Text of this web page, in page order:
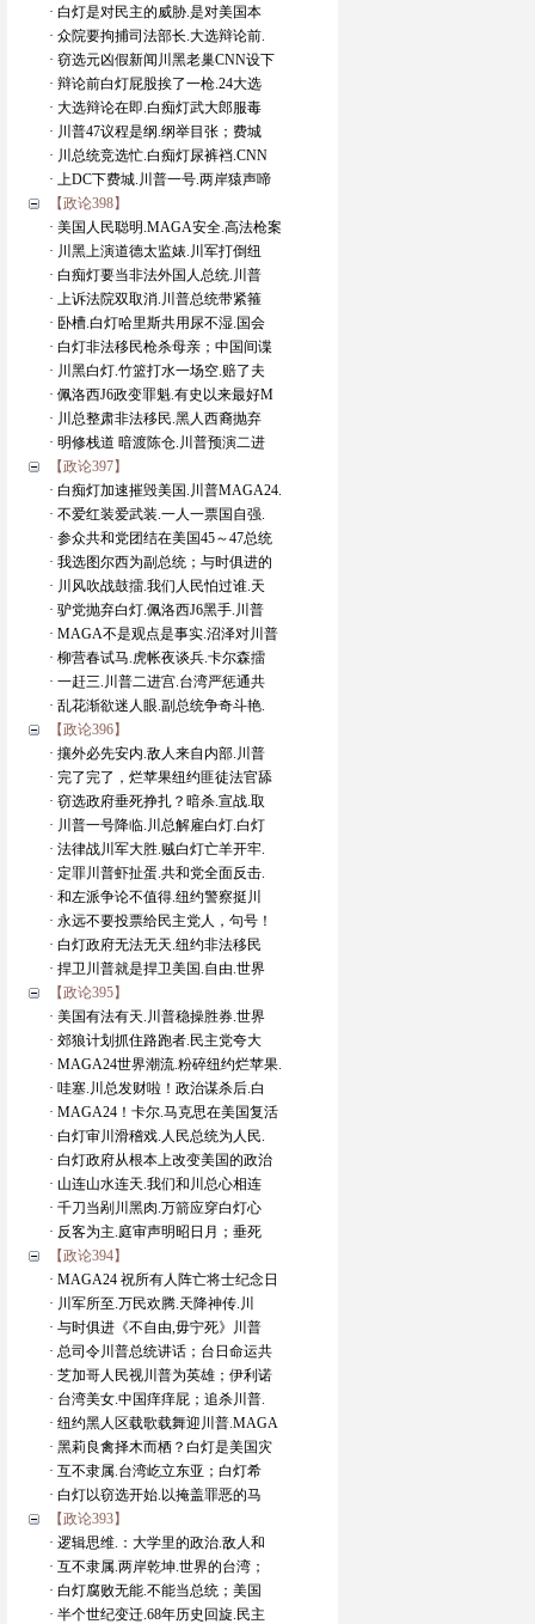
· 白灯是对民主的威胁.是对美国本
· 众院要拘捕司法部长.大选辩论前.
· 窃选元凶假新闻川黑老巢CNN设下
· 辩论前白灯屁股挨了一枪.24大选
· 大选辩论在即.白痴灯武大郎服毒
· 川普47议程是纲.纲举目张；费城
· 川总统竞选忙.白痴灯尿裤裆.CNN
· 上DC下费城.川普一号.两岸猿声啼
【政论398】
· 美国人民聪明.MAGA安全.高法枪案
· 川黑上演道德太监婊.川军打倒纽
· 白痴灯要当非法外国人总统.川普
· 上诉法院双取消.川普总统带紧箍
· 卧槽.白灯哈里斯共用尿不湿.国会
· 白灯非法移民枪杀母亲；中国间谍
· 川黑白灯.竹篮打水一场空.赔了夫
· 佩洛西J6政变罪魁.有史以来最好M
· 川总整肃非法移民.黑人西裔抛弃
· 明修栈道 暗渡陈仓.川普预演二进
【政论397】
· 白痴灯加速摧毁美国.川普MAGA24.
· 不爱红装爱武装.一人一票国自强.
· 参众共和党团结在美国45～47总统
· 我选图尔西为副总统；与时俱进的
· 川风吹战鼓擂.我们人民怕过谁.天
· 驴党抛弃白灯.佩洛西J6黑手.川普
· MAGA不是观点是事实.沼泽对川普
· 柳营春试马.虎帐夜谈兵.卡尔森擂
· 一赶三.川普二进宫.台湾严惩通共
· 乱花渐欲迷人眼.副总统争奇斗艳.
【政论396】
· 攘外必先安内.敌人来自内部.川普
· 完了完了，烂苹果纽约匪徒法官舔
· 窃选政府垂死挣扎？暗杀.宣战.取
· 川普一号降临.川总解雇白灯.白灯
· 法律战川军大胜.贼白灯亡羊开牢.
· 定罪川普虾扯蛋.共和党全面反击.
· 和左派争论不值得.纽约警察挺川
· 永远不要投票给民主党人，句号！
· 白灯政府无法无天.纽约非法移民
· 捍卫川普就是捍卫美国.自由.世界
【政论395】
· 美国有法有天.川普稳操胜券.世界
· 郊狼计划抓住路跑者.民主党夸大
· MAGA24世界潮流.粉碎纽约烂苹果.
· 哇塞.川总发财啦！政治谋杀后.白
· MAGA24！卡尔.马克思在美国复活
· 白灯审川滑稽戏.人民总统为人民.
· 白灯政府从根本上改变美国的政治
· 山连山水连天.我们和川总心相连
· 千刀当剐川黑肉.万箭应穿白灯心
· 反客为主.庭审声明昭日月；垂死
【政论394】
· MAGA24 祝所有人阵亡将士纪念日
· 川军所至.万民欢腾.天降神传.川
· 与时俱进《不自由,毋宁死》川普
· 总司令川普总统讲话；台日命运共
· 芝加哥人民视川普为英雄；伊利诺
· 台湾美女.中国痒痒屁；追杀川普.
· 纽约黑人区载歌载舞迎川普.MAGA
· 黑莉良禽择木而栖？白灯是美国灾
· 互不隶属.台湾屹立东亚；白灯希
· 白灯以窃选开始.以掩盖罪恶的马
【政论393】
· 逻辑思维.：大学里的政治.敌人和
· 互不隶属.两岸乾坤.世界的台湾；
· 白灯腐败无能.不能当总统；美国
· 半个世纪变迁.68年历史回旋.民主